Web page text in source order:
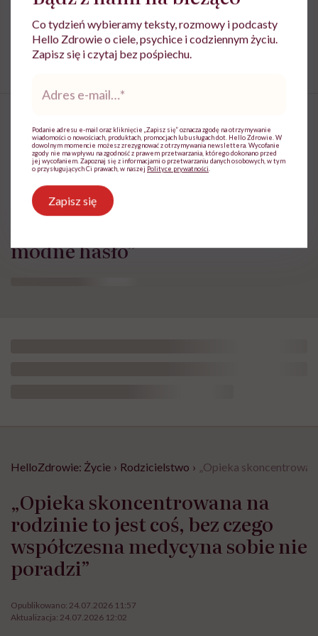
lekarskiej. Pamiętaj, że w przypadku
problemów ze zdrowiem należy bezwzględnie
skonsultować się z lekarzem.
„Dominacja estrogenowa”
hitem mediów
społecznościowych. „Najgorsze,
modne hasło”
HelloZdrowie: Życie › Rodzicielstwo › „Opieka
„Opieka skoncentrowana na
rodzinie to jest coś, bez czego
współczesna medycyna sobie nie
poradzi”
Opublikowano: 24.07.2026 11:57
Aktualizacja: 24.07.2026 12:02
Co tydzień wybieramy teksty, rozmowy i podcasty
Hello Zdrowie o ciele, psychice i codziennym życiu.
Zapisz się i czytaj bez pośpiechu.
*
Podanie adresu e-mail oraz kliknięcie „Zapisz się” oznacza zgodę na otrzymywanie
wiadomości o nowościach, produktach, promocjach lub usługach dot. Hello Zdrowie. W
dowolnym momencie możesz zrezygnować z otrzymywania newslettera. Wycofanie
zgody nie ma wpływu na zgodność z prawem przetwarzania, którego dokonano przed
jej wycofaniem. Zapoznaj się z informacjami o przetwarzaniu danych osobowych, w tym
o przysługujących Ci prawach, w naszej Polityce prywatności
Zapisz się